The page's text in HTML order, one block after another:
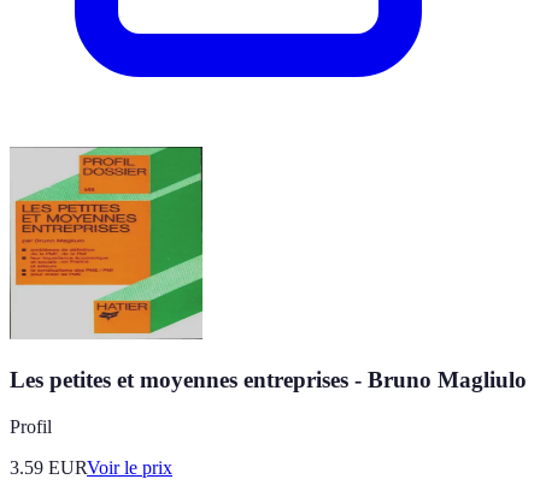
Les petites et moyennes entreprises - Bruno Magliulo
Profil
3.59 EURVoir le prix